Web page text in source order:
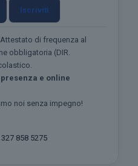
Iscriviti
di frequenza al
obbligatoria (DIR.
e online
noi senza impegno!
858 5275